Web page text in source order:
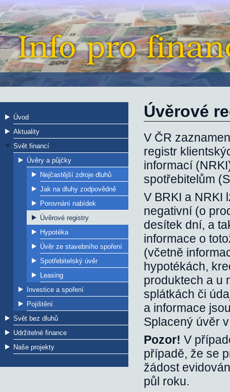
Úvod
Aktuality
Svět financí
Úvěry a půjčky
Nejčastější zdroje dluhů
Jak na dluhy zodpovědně
Porovnání nabídek
Úvěrové registry
Hypotéka
Úvěr ze stavebního spoření
Spotřebitelský úvěr
Leasing
Investice a spoření
Pojištění
Svět bez dluhů
Udržitelné finance
Naše projekty
Úvěrové
V ČR
registr
informací
spotřebitelům
V BRKI a NRKI
negativní (o
desítek dní, a
informace o
(včetně
hypotékách,
produktech a u
splátkách či
a informace
Splacený úvěr
Pozor! V
případě, že se
žádost
půl roku.